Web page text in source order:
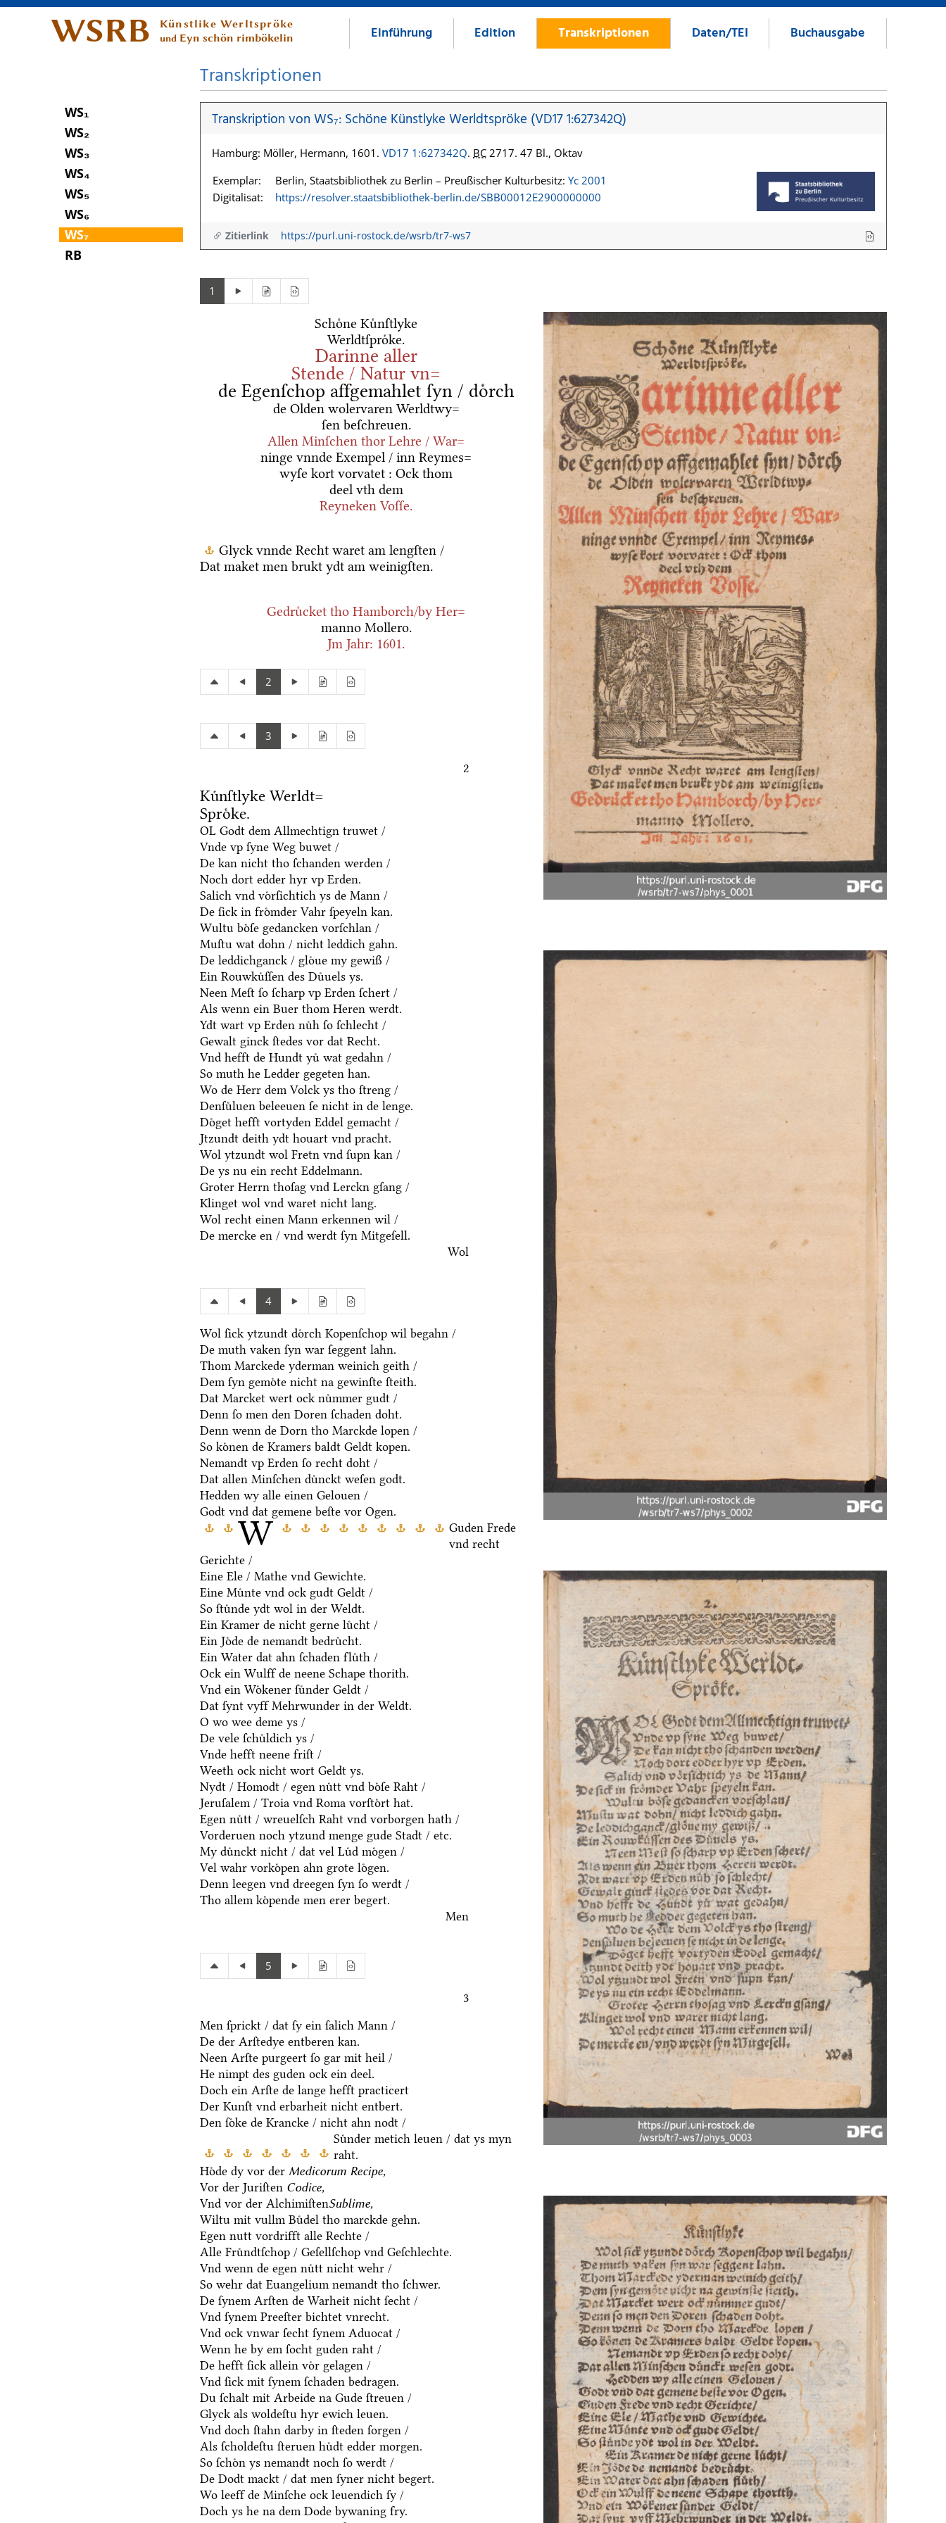
WSRB Künstlike Werltspröke
und Eyn schön rimbökelin Einführung Edition Transkriptionen Daten/TEI Buchausgabe
WS₁
WS₂
WS₃
WS₄
WS₅
WS₆
WS₇
RB
Transkriptionen
Transkription von WS₇: Schöne Künstlyke Werldtspröke (VD17 1:627342Q)
Hamburg: Möller, Hermann, 1601. VD17 1:627342Q. BC 2717. 47 Bl., Oktav
Exemplar:
Berlin, Staatsbibliothek zu Berlin – Preußischer Kulturbesitz: Yc 2001
Digitalisat:
https://resolver.staatsbibliothek-berlin.de/SBB00012E2900000000
Zitierlink https://purl.uni-rostock.de/wsrb/tr7-ws7
1
Schoͤne Kuͤnſtlyke
Werldtſproͤke.
Darinne aller
Stende / Natur vn=
de Egenſchop affgemahlet ſyn / doͤrch
de Olden wolervaren Werldtwy=
ſen beſchreuen.
Allen Minſchen thor Lehre / War=
ninge vnnde Exempel / inn Reymes=
wyſe kort vorvatet : Ock thom
deel vth dem
Reyneken Voſſe.
Glyck vnnde Recht waret am lengſten /
Dat maket men brukt ydt am weinigſten.
Gedruͤcket tho Hamborch/by Her=
manno Mollero.
Jm Jahr: 1601.
2
3
2
Kuͤnſtlyke Werldt=
Sproͤke.
W
OL Godt dem Allmechtign truwet /
Vnde vp ſyne Weg buwet /
De kan nicht tho ſchanden werden /
Noch dort edder hyr vp Erden.
Salich vnd voͤrſichtich ys de Mann /
De ſick in froͤmder Vahr ſpeyeln kan.
Wultu boͤſe gedancken vorſchlan /
Muſtu wat dohn / nicht leddich gahn.
De leddichganck / gloͤue my gewiß /
Ein Rouwkuͤſſen des Duͤuels ys.
Neen Meſt ſo ſcharp vp Erden ſchert /
Als wenn ein Buer thom Heren werdt.
Ydt wart vp Erden nuͤh ſo ſchlecht /
Gewalt ginck ſtedes vor dat Recht.
Vnd hefft de Hundt yuͤ wat gedahn /
So muth he Ledder gegeten han.
Wo de Herr dem Volck ys tho ſtreng /
Denſuͤluen beleeuen ſe nicht in de lenge.
Doͤget hefft vortyden Eddel gemacht /
Jtzundt deith ydt houart vnd pracht.
Wol ytzundt wol Fretn vnd ſupn kan /
De ys nu ein recht Eddelmann.
Groter Herrn thoſag vnd Lerckn gſang /
Klinget wol vnd waret nicht lang.
Wol recht einen Mann erkennen wil /
De mercke en / vnd werdt ſyn Mitgeſell.
Wol
4
Wol ſick ytzundt doͤrch Kopenſchop wil begahn /
De muth vaken ſyn war ſeggent lahn.
Thom Marckede yderman weinich geith /
Dem ſyn gemoͤte nicht na gewinſte ſteith.
Dat Marcket wert ock nuͤmmer gudt /
Denn ſo men den Doren ſchaden doht.
Denn wenn de Dorn tho Marckde lopen /
So koͤnen de Kramers baldt Geldt kopen.
Nemandt vp Erden ſo recht doht /
Dat allen Minſchen duͤnckt weſen godt.
Hedden wy alle einen Gelouen /
Godt vnd dat gemene beſte vor Ogen.
Guden Frede
vnd recht
Gerichte /
Eine Ele / Mathe vnd Gewichte.
Eine Muͤnte vnd ock gudt Geldt /
So ſtuͤnde ydt wol in der Weldt.
Ein Kramer de nicht gerne luͤcht /
Ein Joͤde de nemandt bedruͤcht.
Ein Water dat ahn ſchaden fluͤth /
Ock ein Wulff de neene Schape thorith.
Vnd ein Woͤkener ſuͤnder Geldt /
Dat ſynt vyff Mehrwunder in der Weldt.
O wo wee deme ys /
De vele ſchuͤldich ys /
Vnde hefft neene friſt /
Weeth ock nicht wort Geldt ys.
Nydt / Homodt / egen nuͤtt vnd boͤſe Raht /
Jeruſalem / Troia vnd Roma vorſtoͤrt hat.
Egen nuͤtt / wreuelſch Raht vnd vorborgen hath /
Vorderuen noch ytzund menge gude Stadt / etc.
My duͤnckt nicht / dat vel Luͤd moͤgen /
Vel wahr vorkoͤpen ahn grote loͤgen.
Denn leegen vnd dreegen ſyn ſo werdt /
Tho allem koͤpende men erer begert.
Men
5
3
Men ſprickt / dat ſy ein ſalich Mann /
De der Arſtedye entberen kan.
Neen Arſte purgeert ſo gar mit heil /
He nimpt des guden ock ein deel.
Doch ein Arſte de lange hefft practicert
Der Kunſt vnd erbarheit nicht entbert.
Den ſoͤke de Krancke / nicht ahn nodt /
Suͤnder metich leuen / dat ys myn
raht.
Hoͤde dy vor der Medicorum Recipe,
Vor der Juriſten Codice,
Vnd vor der AlchimiſtenSublime,
Wiltu mit vullm Buͤdel tho marckde gehn.
Egen nutt vordrifft alle Rechte /
Alle Fruͤndtſchop / Geſellſchop vnd Geſchlechte.
Vnd wenn de egen nuͤtt nicht wehr /
So wehr dat Euangelium nemandt tho ſchwer.
De ſynem Arſten de Warheit nicht ſecht /
Vnd ſynem Preeſter bichtet vnrecht.
Vnd ock vnwar ſecht ſynem Aduocat /
Wenn he by em ſocht guden raht /
De hefft ſick allein voͤr gelagen /
Vnd ſick mit ſynem ſchaden bedragen.
Du ſchalt mit Arbeide na Gude ſtreuen /
Glyck als woldeſtu hyr ewich leuen.
Vnd doch ſtahn darby in ſteden ſorgen /
Als ſcholdeſtu ſteruen huͤdt edder morgen.
So ſchoͤn ys nemandt noch ſo werdt /
De Dodt mackt / dat men ſyner nicht begert.
Wo leeff de Minſche ock leuendich ſy /
Doch ys he na dem Dode bywaning fry.